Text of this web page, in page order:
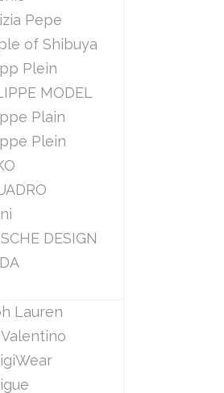
Pepe
of Shibuya
Plein
MODEL
Plain
Plein
DESIGN
Lauren